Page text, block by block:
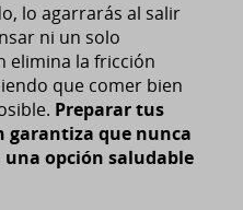
lo agarrarás al salir
ni un solo
elimina la fricción
que comer bien
Preparar tus
garantiza que nunca
una opción saludable